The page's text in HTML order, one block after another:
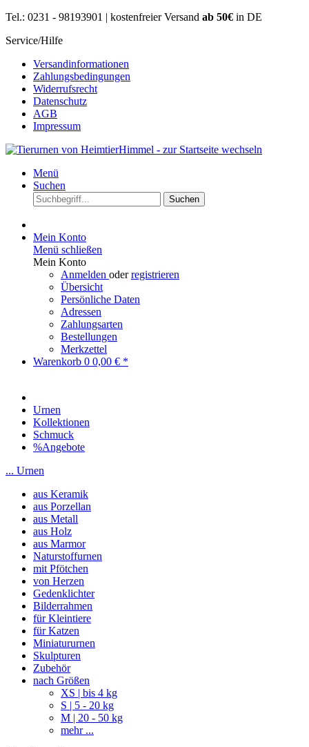
Tel.: 0231 - 98193901 | kostenfreier Versand ab 50€ in DE
Service/Hilfe
Versandinformationen
Zahlungsbedingungen
Widerrufsrecht
Datenschutz
AGB
Impressum
Menü
Suchen
Suchen
Mein Konto
Menü schließen
Mein Konto
Anmelden oderregistrieren
Übersicht
Persönliche Daten
Adressen
Zahlungsarten
Bestellungen
Merkzettel
Warenkorb 0 0,00 € *
Urnen
Kollektionen
Schmuck
%Angebote
... Urnen
aus Keramik
aus Porzellan
aus Metall
aus Holz
aus Marmor
Naturstoffurnen
mit Pfötchen
von Herzen
Gedenklichter
Bilderrahmen
für Kleintiere
für Katzen
Miniatururnen
Skulpturen
Zubehör
nach Größen
XS | bis 4 kg
S | 5 - 20 kg
M | 20 - 50 kg
mehr ...